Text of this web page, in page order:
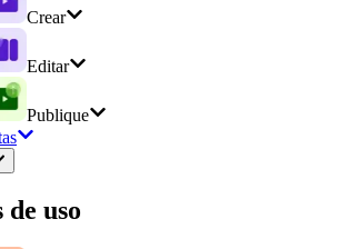
Crear
Editar
Publique
de uso